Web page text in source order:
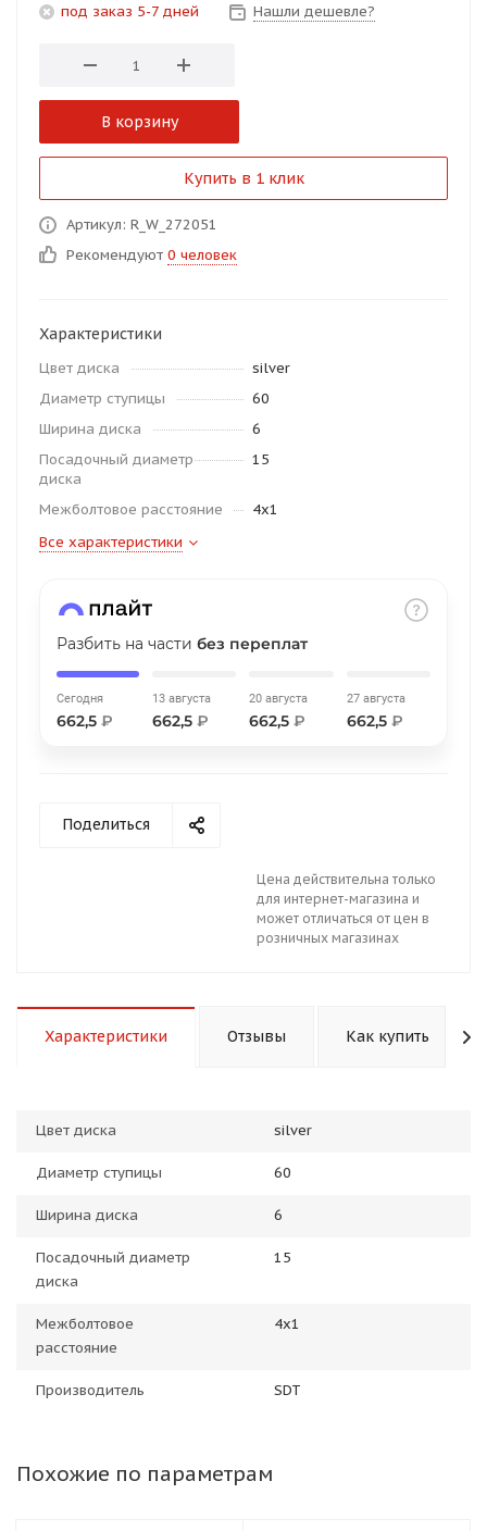
под заказ 5-7 дней Нашли дешевле?
В корзину
Купить в 1 клик
Артикул: R_W_272051
Рекомендуют 0 человек
Характеристики
Цвет диска
silver
Диаметр ступицы
60
Ширина диска
6
Посадочный диаметр
диска
15
Межболтовое расстояние
4x1
Все характеристики
Разбить на части без переплат
Сегодня
662,5 ₽
13 августа
662,5 ₽
20 августа
662,5 ₽
27 августа
662,5 ₽
Поделиться
Цена действительна только
для интернет-магазина и
может отличаться от цен в
розничных магазинах
Характеристики Отзывы Как купить
Цвет диска silver
Диаметр ступицы 60
Ширина диска 6
Посадочный диаметр
диска
15
Межболтовое
расстояние
4x1
Производитель SDT
Похожие по параметрам
Оставшиеся
% будут
% каждые 2 недели
об оплате Плайтом
недели
plait.ru